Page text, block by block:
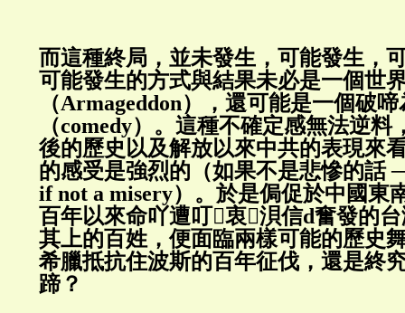
而這種終局，並未發生，可能發生，
可能發生的方式與結果未必是一個世
（Armageddon），還可能是一個破
（comedy）。這種不確定感無法逆料
後的歷史以及解放以來中共的表現來
的感受是強烈的（如果不是悲慘的話
if not a misery）。於是侷促於中國東
百年以來命吖遭叮衷浿信d奮發的
其上的百姓，便面臨兩樣可能的歷史
希臘抵抗住波斯的百年征伐，還是終
蹄？